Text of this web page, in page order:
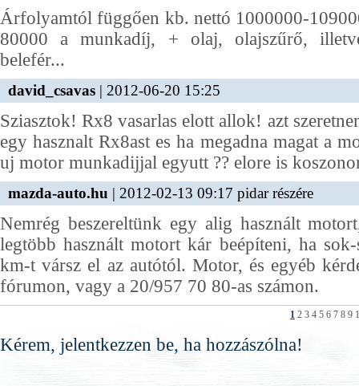
Árfolyamtól függően kb. nettó 1000000-
80000 a munkadíj, + olaj, olajszűrő,
belefér...
david_csavas | 2012-06-20 15:25
Sziasztok! Rx8 vasarlas elott allok! azt
egy hasznalt Rx8ast es ha megadna magat a
uj motor munkadijjal egyutt ?? elore is
mazda-auto.hu | 2012-02-13 09:17 pidar részére
Nemrég beszereltünk egy alig használt
legtöbb használt motort kár beépíteni, ha
km-t vársz el az autótól. Motor, és egyéb
fórumon, vagy a 20/957 70 80-as számon.
1 2 3 4 5 6 7 8 9
Kérem, jelentkezzen be, ha hozzászólna!